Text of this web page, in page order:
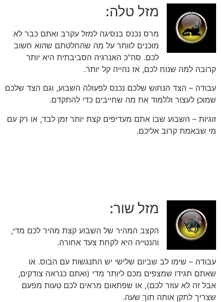
מזל טלה:
מרס נכנס בנסיגה למזל עקרב ואתם כבר לא
מוכנים לוותר על מה שהחלטתם שהוא חשוב
לכם. סה"כ האנרגיה הסביבתית היא יותר
קרובה למה שנוח לכם, אז נהייה קל יותר.
עבודה – הצד הנחוש שלכם נכנס לפעולה השבוע, וגם הצד שלכם
שמוכן לעצור וללמוד את מה שחייבים כדי להתקדם.
זוגיות – השבוע שבו אתם מעדיפים קצת יותר זמן לבד, או רק עם
מי שבאמת קרוב אליכם.
מזל שור:
הקצב המהיר של השבוע קצת מהיר לכם מדי,
והנטייה היא לקחת צעד אחורה.
עבודה – שימו לב שביום שלישי יש התנגשות עם הבוס. או
שאתם תגידו שמצפים מכם ליותר מדי (ואתם כנראה צודקים,
אבל זה לא עוזר לכם), או שפתאום מראים לכם טעות מפעם
שצריך לתקן אותה תוך שעה.